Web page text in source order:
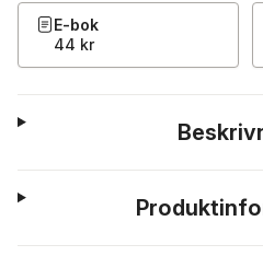
E-bok
44 kr